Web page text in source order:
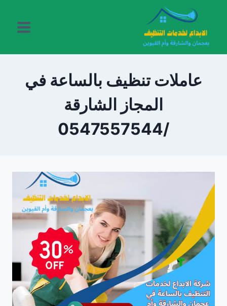
المحتوى
عاملات تنظيف بالساعة في
المجاز الشارقة
/0547557544